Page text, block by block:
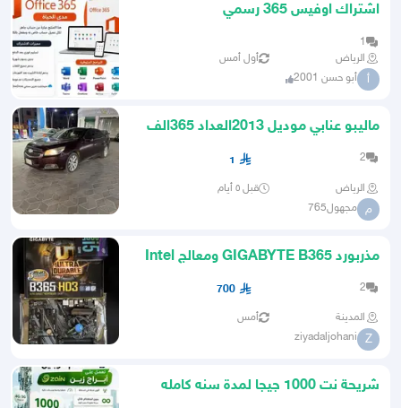
اشتراك اوفيس 365 رسمي
1
الرياض
أول أمس
أ أبو حسن 2001
ماليبو عنابي موديل 2013العداد 365الف
2
1
الرياض قبل ٥ أيام
م مجهول765
مذربورد GIGABYTE B365 ومعالج Intel
2
700
المدينة أمس
Z
ziyadaljohani
شريحة نت 1000 جيجا لمدة سنه كامله